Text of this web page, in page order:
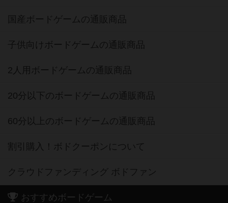
国産ボードゲームの通販商品
子供向けボードゲームの通販商品
2人用ボードゲームの通販商品
20分以下のボードゲームの通販商品
60分以上のボードゲームの通販商品
割引購入！ボドクーポンについて
クラウドファンディング ボドファン
おすすめボードゲーム